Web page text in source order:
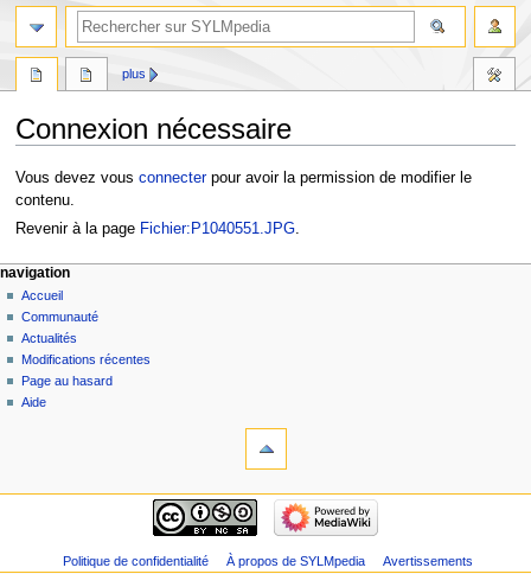
Connexion nécessaire
Aller
à
la
Aller
à
la
Vous devez vous connecterpour avoir la permission de modifier le
contenu.
Revenir à la page Fichier:P1040551.JPG.
plus
navigation
Accueil
Communauté
Actualités
Modifications récentes
Page au hasard
Aide
Politique de confidentialité À propos de SYLMpedia Avertissements